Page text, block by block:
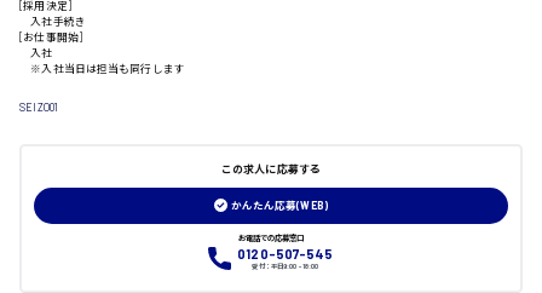
日給制すべて
[採用決定]
入社手続き
[お仕事開始]
入社
※入社当日は担当も同行します
SEIZO01
この求人に応募する
かんたん応募(WEB)
お電話での応募窓口
0120-507-545
受付：平日9:00 - 18:00